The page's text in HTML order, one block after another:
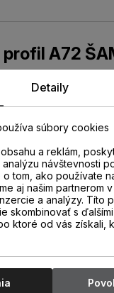
A72
profil A72 má
Detaily
súbory cookies
a reklám,
návštevnosti
o tom, ako používate
aj našim partnerom
a analýzy. Títo
skombinovať s
ktoré od vás získali,